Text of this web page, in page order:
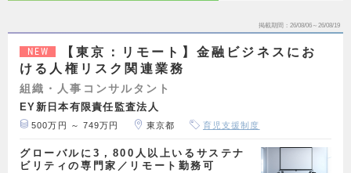
掲載期間 26/08/06～26/08/19
NEW
【東京：リモート】金融ビジネスにお
ける人権リスク関連業務
組織・人事コンサルタント
EY新日本有限責任監査法人
500万円 ～ 749万円 東京都 育児支援制度
グローバルに3，800人以上いるサステナ
ビリティの専門家／リモート勤務可